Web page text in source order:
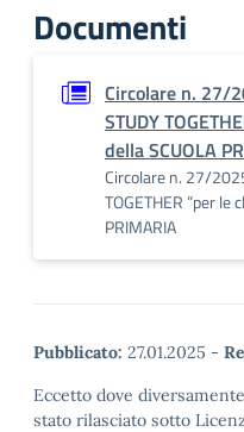
Documenti
Circolare n. 27/
STUDY
della SCUOLA
Circolare n. 27/
TOGETHER ”per le
PRIMARIA
Pubblicato: 27.01.2025 -
Eccetto dove
stato rilasciato sotto